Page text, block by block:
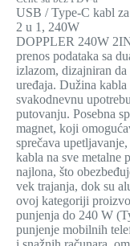
USB / Type-C kabl
2 u 1, 240W
DOPPLER 240W
prenos podataka sa
izlazom, dizajniran
uređaja. Dužina
svakodnevnu
putovanju. Posebna
magnet, koji
sprečava
kabla na sve metalne
najlona, što
vek trajanja, dok su
ovoj kategoriji
punjenja do 240 W
punjenje mobilnih